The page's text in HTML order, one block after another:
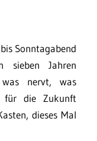
Sonntagabend
sieben Jahren
was nervt, was
die Zukunft
dieses Mal